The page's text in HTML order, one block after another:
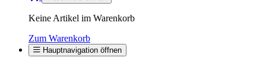
Keine Artikel im Warenkorb
Zum Warenkorb
Hauptnavigation öffnen